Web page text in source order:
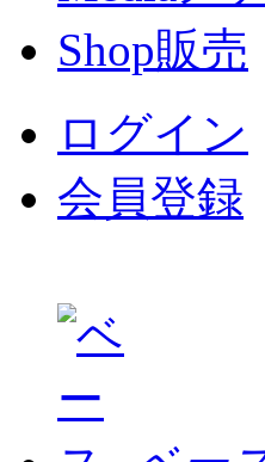
Shop販売
ログイン
会員登録